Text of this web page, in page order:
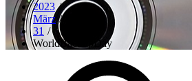
2023
März
31
WorldBackupDay